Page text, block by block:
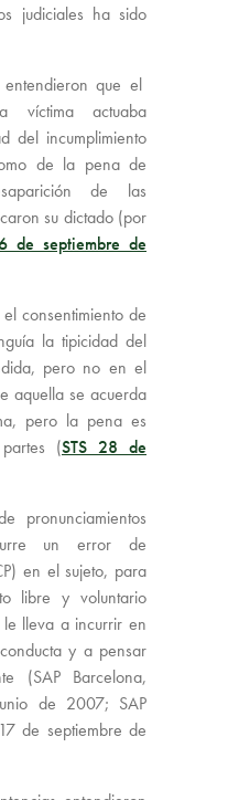
judiciales ha sido
que el
víctima actuaba
del incumplimiento
de la pena de
de las
su dictado (por
de septiembre de
consentimiento de
la tipicidad del
pero no en el
aquella se acuerda
pero la pena es
(STS 28 de
pronunciamientos
un error de
en el sujeto, para
libre y voluntario
lleva a incurrir en
y a pensar
(SAP Barcelona,
de 2007; SAP
de septiembre de